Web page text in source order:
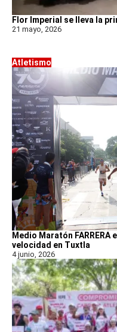
Flor Imperial se lleva la
21 mayo, 2026
Atletismo
Medio Maratón FARRERA
velocidad en Tuxtla
4 junio, 2026